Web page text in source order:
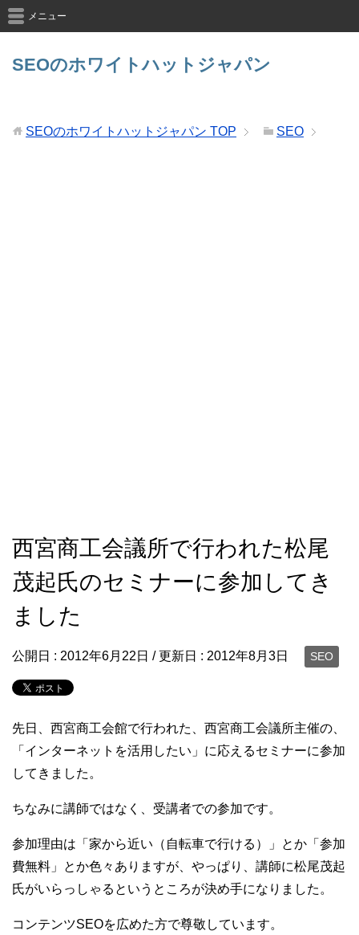
SEOのホワイトハットジャパン
メニュー
SEOのホワイトハットジャパン TOP SEO
西宮商工会議所で行われた松尾
茂起氏のセミナーに参加してき
ました
公開日 : 2012年6月22日 / 更新日 : 2012年8月3日 SEO
先日、西宮商工会館で行われた、西宮商工会議所主催の、
「インターネットを活用したい」に応えるセミナーに参加
してきました。
ちなみに講師ではなく、受講者での参加です。
参加理由は「家から近い（自転車で行ける）」とか「参加
費無料」とか色々ありますが、やっぱり、講師に松尾茂起
氏がいらっしゃるというところが決め手になりました。
コンテンツSEOを広めた方で尊敬しています。